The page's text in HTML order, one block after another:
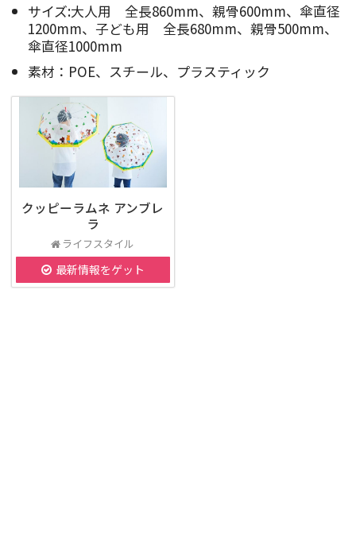
サイズ:大人用 全長860mm、親骨600mm、傘直径
1200mm、子ども用 全長680mm、親骨500mm、
傘直径1000mm
素材：POE、スチール、プラスティック
クッピーラムネ アンブレ
ラ
ライフスタイル
最新情報をゲット